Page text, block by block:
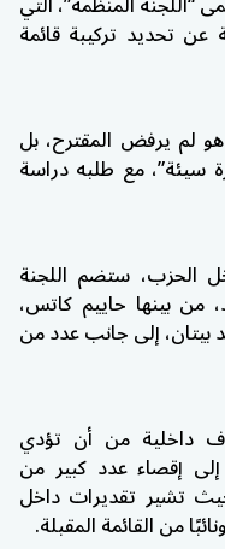
عن تحديد تركيبة قائمة
لم يرفض المقترح، بل
سيئة”، مع طلبه دراسة
الحزب، ستضم اللجنة
من بينها حاييم كاتس،
بيتان، إلى جانب عدد من
داخلية من أن تؤدي
إلى إقصاء عدد كبير من
حيث تشير تقديرات داخل